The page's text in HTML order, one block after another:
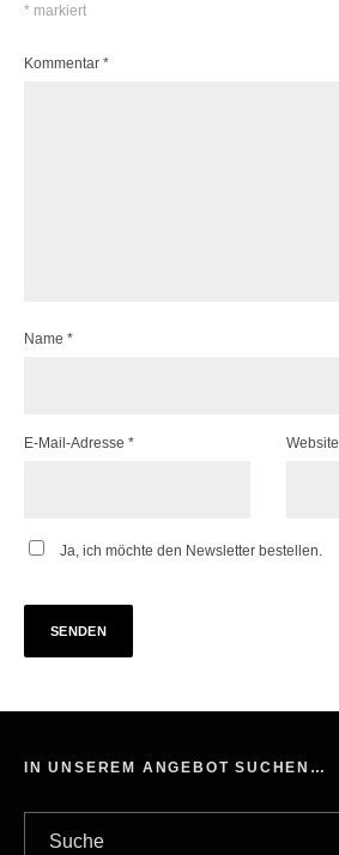
* markiert
Kommentar *
Name *
E-Mail-Adresse * Website
Ja, ich möchte den Newsletter bestellen.
IN UNSEREM ANGEBOT SUCHEN…